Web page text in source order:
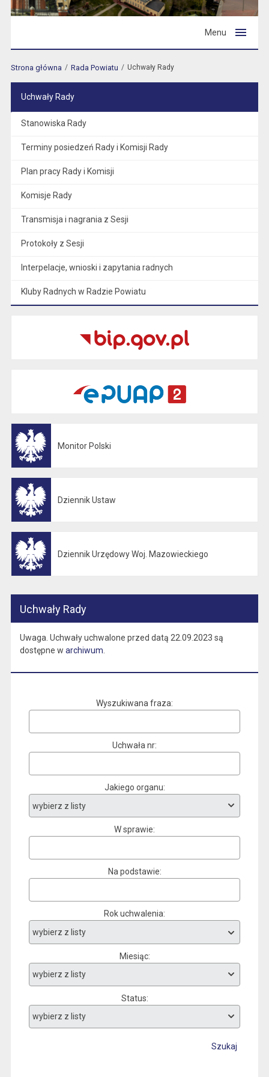
Menu
Strona główna Rada Powiatu Uchwały Rady
Uchwały Rady
Stanowiska Rady
Terminy posiedzeń Rady i Komisji Rady
Plan pracy Rady i Komisji
Komisje Rady
Transmisja i nagrania z Sesji
Protokoły z Sesji
Interpelacje, wnioski i zapytania radnych
Kluby Radnych w Radzie Powiatu
Monitor Polski
Dziennik Ustaw
Dziennik Urzędowy Woj. Mazowieckiego
Uchwały Rady
Uwaga. Uchwały uchwalone przed datą 22.09.2023 są
dostępne w archiwum
Wyszukiwana fraza
Uchwała nr
Jakiego organu
W sprawie
Na podstawie
Rok uchwalenia
Miesiąc
Status
Szukaj